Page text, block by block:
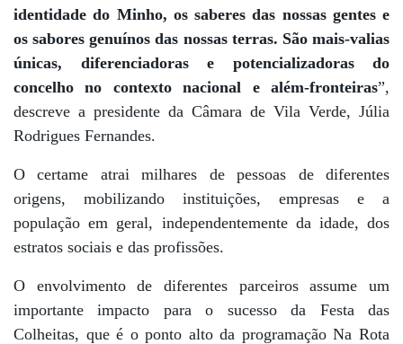
identidade do Minho, os saberes das nossas gentes e
os sabores genuínos das nossas terras. São mais-valias
únicas, diferenciadoras e potencializadoras do
concelho no contexto nacional e além-fronteiras”,
descreve a presidente da Câmara de Vila Verde, Júlia
Rodrigues Fernandes.
O certame atrai milhares de pessoas de diferentes
origens, mobilizando instituições, empresas e a
população em geral, independentemente da idade, dos
estratos sociais e das profissões.
O envolvimento de diferentes parceiros assume um
importante impacto para o sucesso da Festa das
Colheitas, que é o ponto alto da programação Na Rota